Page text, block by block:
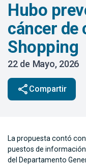
Hubo
cáncer de
Shopping
22 de Mayo, 2026
share Compartir
La propuesta contó
puestos de
del Departamento